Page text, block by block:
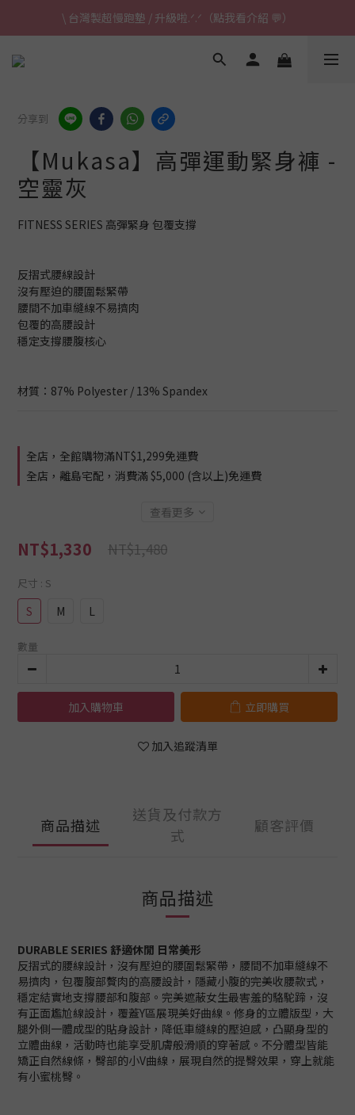
\ 台灣製超慢跑墊 / 升級啦.ᐟ.ᐟ（點我看介紹 💬）
\ 台灣製超慢跑墊 / 升級啦.ᐟ.ᐟ（點我看介紹 💬）
✈ 港澳免運｜滿HK$1,239免運 (指定商品)
分享到
【Mukasa】高彈運動緊身褲 -
空靈灰
FITNESS SERIES 高彈緊身 包覆支撐
反摺式腰線設計
沒有壓迫的腰圍鬆緊帶
腰間不加車縫線不易擠肉
包覆的高腰設計
穩定支撐腰腹核心
材質：87% Polyester / 13% Spandex
全店，全館購物滿NT$1,299免運費
全店，離島宅配，消費滿 $5,000 (含以上)免運費
查看更多
NT$1,330 NT$1,480
尺寸 : S
S M L
數量
加入購物車 立即購買
加入追蹤清單
商品描述
送貨及付款方
式
顧客評價
商品描述
DURABLE SERIES 舒適休閒 日常美形
反摺式的腰線設計，沒有壓迫的腰圍鬆緊帶，腰間不加車縫線不
易擠肉，包覆腹部贅肉的高腰設計，隱藏小腹的完美收腰款式，
穩定結實地支撐腰部和腹部。完美遮蔽女生最害羞的駱駝蹄，沒
有正面尷尬線設計，覆蓋Y區展現美好曲線。修身的立體版型，大
腿外側一體成型的貼身設計，降低車縫線的壓迫感，凸顯身型的
立體曲線，活動時也能享受肌膚般滑順的穿著感。不分體型皆能
矯正自然線條，臀部的小V曲線，展現自然的提臀效果，穿上就能
有小蜜桃臀。